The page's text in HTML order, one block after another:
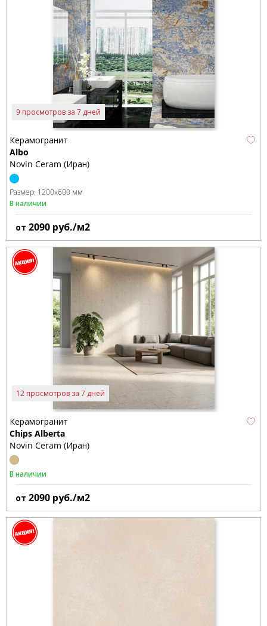
9 просмотров за 7 дней
Керамогранит
Albo
Novin Ceram (Иран)
Размер: 1200x600 мм
В наличии
от 2090 руб./м2
12 просмотров за 7 дней
Керамогранит
Chips Alberta
Novin Ceram (Иран)
В наличии
от 2090 руб./м2